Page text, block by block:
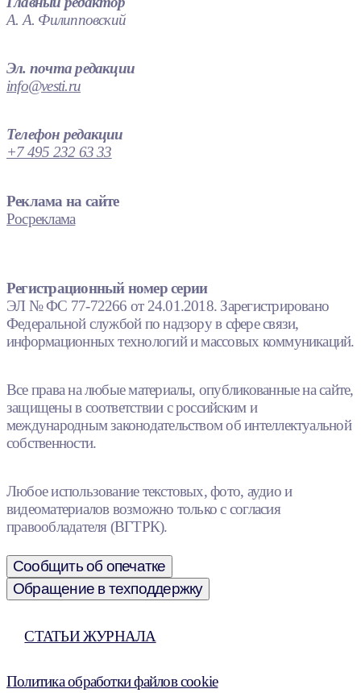
А. А. Филипповский
Эл. почта редакции
info@vesti.ru
Телефон редакции
+7 495 232 63 33
Реклама на сайте
Росреклама
Регистрационный номер серии
ЭЛ № ФС 77-72266 от 24.01.2018. Зарегистрировано
Федеральной службой по надзору в сфере связи,
информационных технологий и массовых коммуникаций.
Все права на любые материалы, опубликованные на сайте,
защищены в соответствии с российским и
международным законодательством об интеллектуальной
собственности.
Любое использование текстовых, фото, аудио и
видеоматериалов возможно только с согласия
правообладателя (ВГТРК).
Сообщить об опечатке
Обращение в техподдержку
СТАТЬИ ЖУРНАЛА
Политика обработки файлов cookie